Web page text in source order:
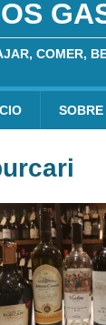
COMER,
SOBRE